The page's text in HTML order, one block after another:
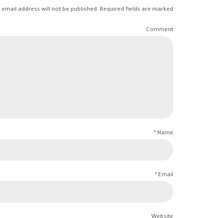
email address will not be published. Required fields are marked *
Comment
Name *
Email *